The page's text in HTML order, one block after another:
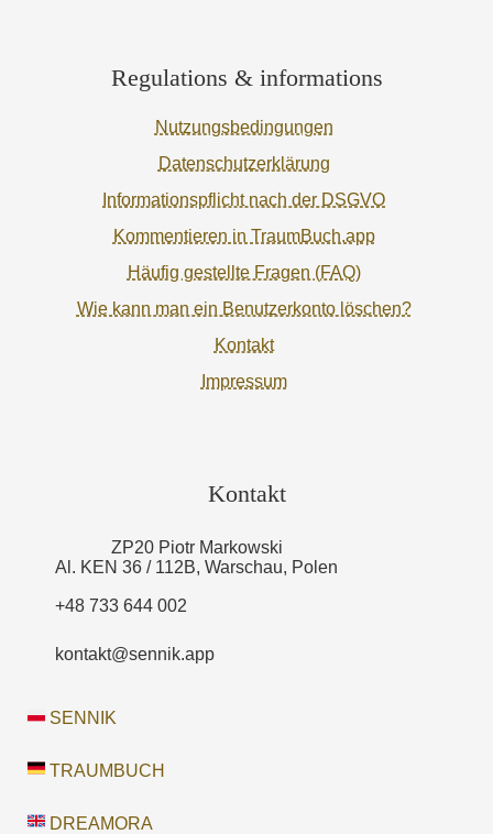
Regulations & informations
Nutzungsbedingungen
Datenschutzerklärung
Informationspflicht nach der DSGVO
Kommentieren in TraumBuch.app
Häufig gestellte Fragen (FAQ)
Wie kann man ein Benutzerkonto löschen?
Kontakt
Impressum
Kontakt
ZP20 Piotr Markowski
Al. KEN 36 / 112B, Warschau, Polen
+48 733 644 002
kontakt@sennik.app
SENNIK
TRAUMBUCH
DREAMORA